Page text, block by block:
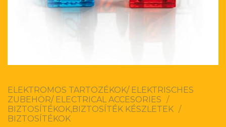
ELEKTROMOS TARTOZÉKOK/ ELEKTRISCHES
ZUBEHÖR/ ELECTRICAL ACCESORIES /
BIZTOSÍTÉKOK,BIZTOSÍTÉK KÉSZLETEK /
BIZTOSÍTÉKOK